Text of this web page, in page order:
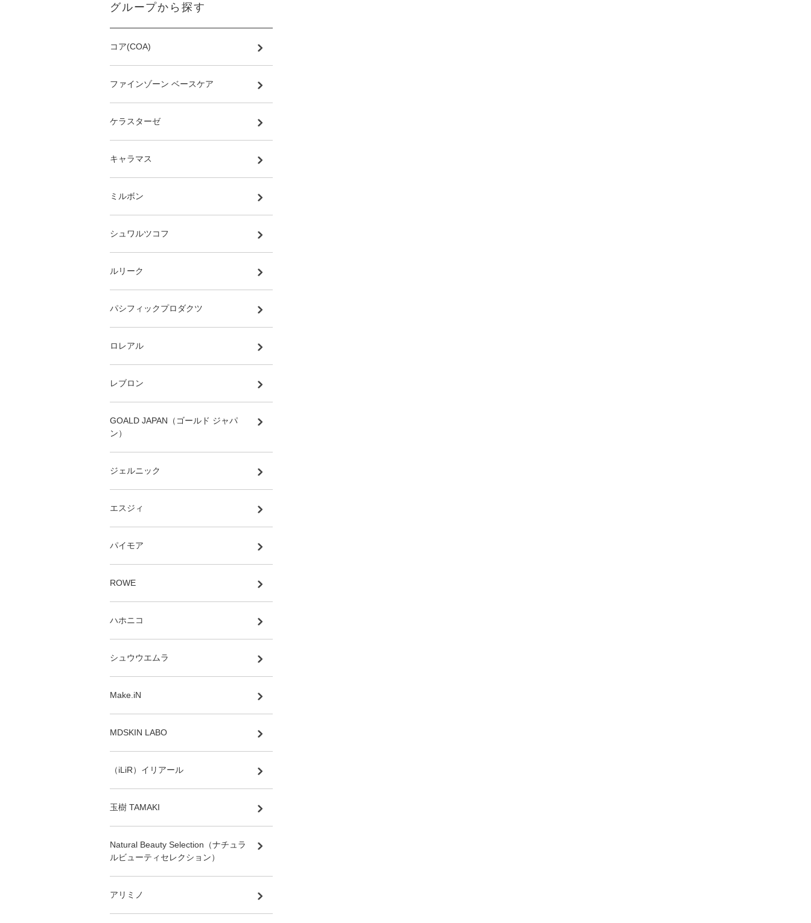
グループから探す
コア(COA)
ファインゾーン ベースケア
ケラスターゼ
キャラマス
ミルボン
シュワルツコフ
ルリーク
パシフィックプロダクツ
ロレアル
レブロン
GOALD JAPAN（ゴールド ジャパ
ン）
ジェルニック
エスジィ
パイモア
ROWE
ハホニコ
シュウウエムラ
Make.iN
MDSKIN LABO
（iLiR）イリアール
玉樹 TAMAKI
Natural Beauty Selection（ナチュラ
ルビューティセレクション）
アリミノ